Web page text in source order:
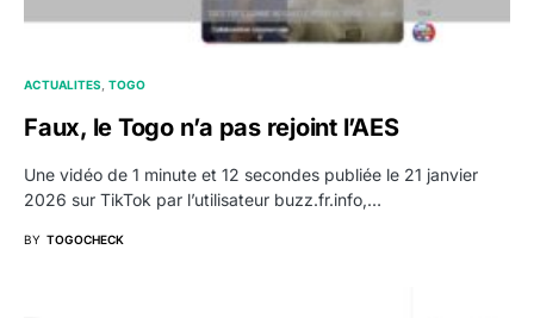
ACTUALITES TOGO
Faux, le Togo n’a pas rejoint l’AES
Une vidéo de 1 minute et 12 secondes publiée le 21 janvier
2026 sur TikTok par l’utilisateur buzz.fr.info,…
BY TOGOCHECK